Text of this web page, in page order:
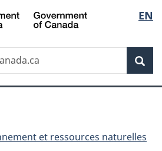
Passer
au
principal
Passer
à
Au
du
Passer
à
version
simplifiée
de
la
EN
et ressources naturelles